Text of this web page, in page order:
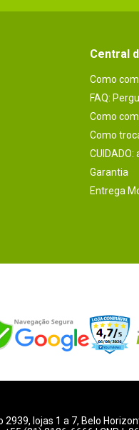
Central
Como
FAQ:
Como
Como
Garantia
Entrega
2939, lojas 1 a 7, Belo